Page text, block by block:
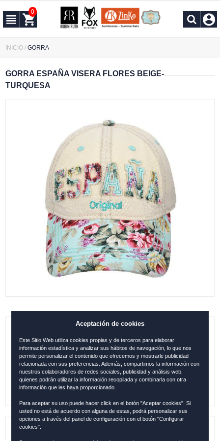
0
INICIO /GORRA
GORRA ESPAÑA VISERA FLORES BEIGE-
TURQUESA
GORRA ESPAÑA VISERA FLORES
BEIGE-TURQUESA
0.00€
Aceptación de cookies
Este Sitio Web utiliza cookies propias y de terceros para elaborar
información estadística y analizar sus hábitos de navegación, lo que nos
permite personalizar el contenido que ofrecemos y mostrarle publicidad
relacionada con sus preferencias. Además, compartimos la información con
nuestros colaboradores de redes sociales, publicidad y análisis web,
quienes podrán utilizar la información recopilada y combinarla con otra
información que les haya proporcionado.
Para aceptar su uso puede hacer click en el botón "Aceptar cookies". Si
usted no está de acuerdo con alguna de estas, podrá personalizar sus
opciones a través del panel de configuración con el botón "Configurar
cookies".